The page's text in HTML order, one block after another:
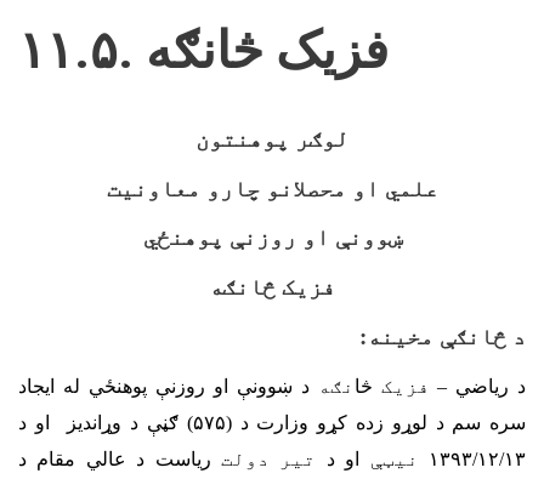
۱۱.۵. فزیک څانګه
لوګر پوهنتون
علمي او محصلانو چارو معاونیت
ښوونې او روزنې پوهنځي
فزیک څانګه
د څانګې مخینه:
د ریاضي – فزیک څا نګه د ښوونې او روزنې پوهنځي له ایجاد
سره سم
د لوړو زده کړو وزارت د (۵۷۵) ګڼې د وړاندیز او د
۱۳۹۳/۱۲/۱۳
نيټې او د تیر دولت ریاست د عالي مقام د